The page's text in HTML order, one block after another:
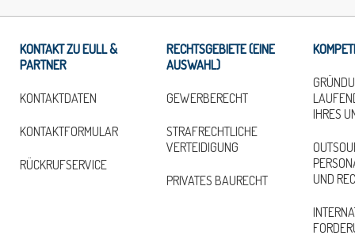
KONTAKT ZU EULL &
PARTNER
KONTAKTDATEN
KONTAKTFORMULAR
RÜCKRUFSERVICE
RECHTSGEBIETE (EINE
AUSWAHL)
GEWERBERECHT
STRAFRECHTLICHE
VERTEIDIGUNG
PRIVATES BAURECHT
IHRES
UND